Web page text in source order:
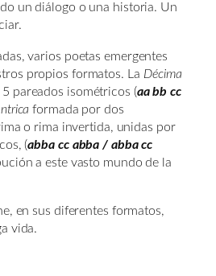
un diálogo o una historia. Un
varios poetas emergentes
propios formatos. La Décima
pareados isométricos (aa bb cc
formada por dos
o rima invertida, unidas por
(abba cc abba / abba cc
a este vasto mundo de la
en sus diferentes formatos,
vida.